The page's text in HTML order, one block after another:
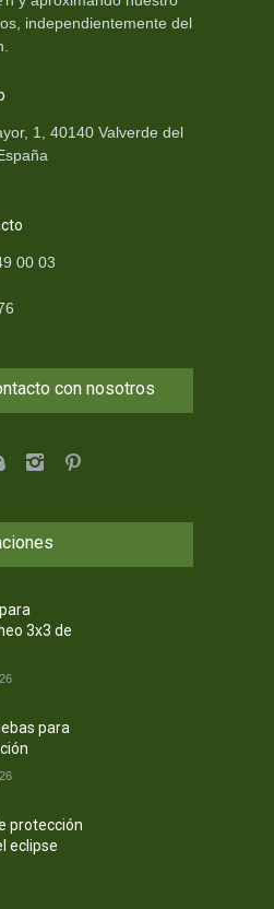
independientemente del
1, 40140 Valverde del
00 03
con nosotros
3x3 de
para
protección
eclipse